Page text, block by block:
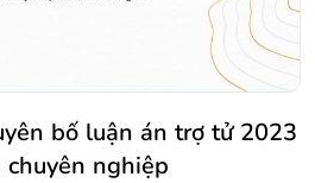
bố luận án trợ tử 2023
nghiệp